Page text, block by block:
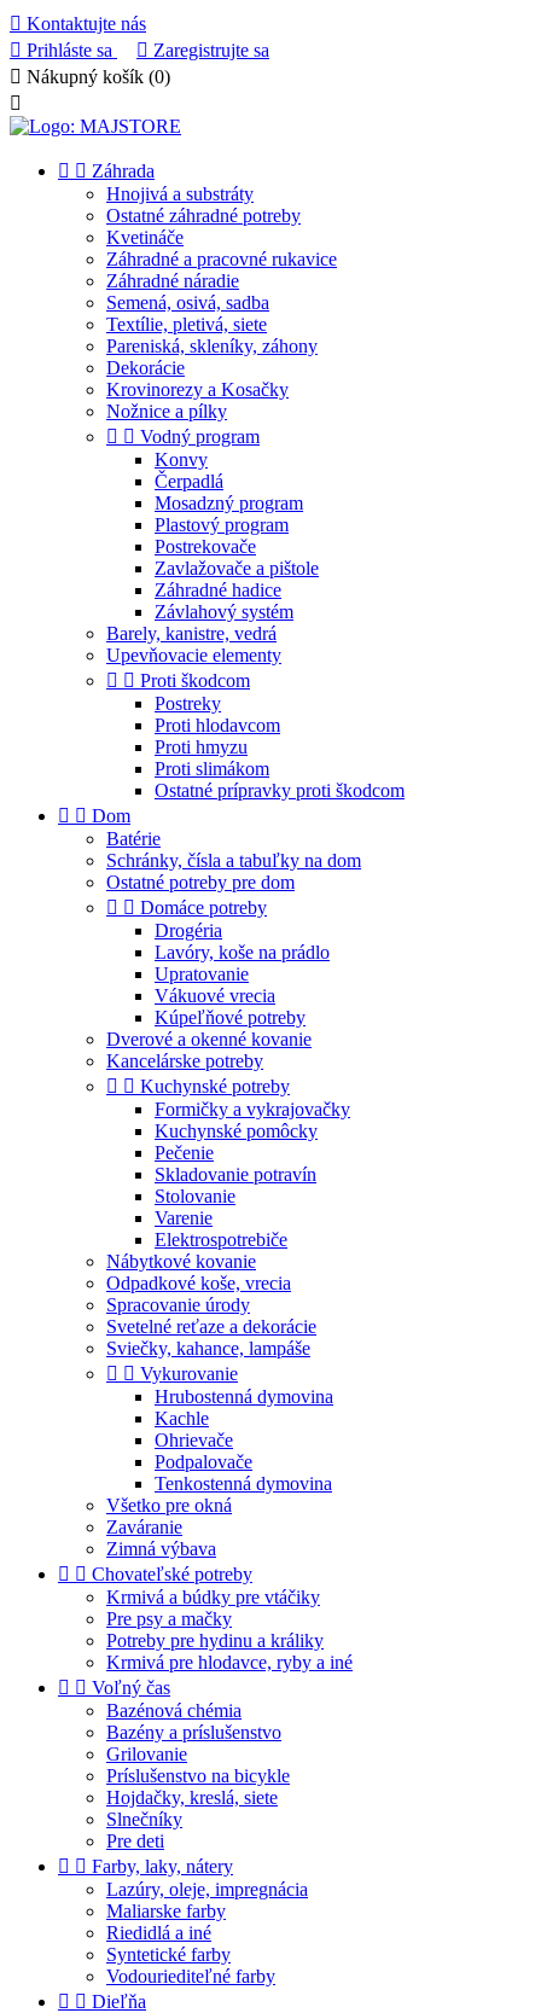
 Kontaktujte nás
 Prihláste sa  Zaregistrujte sa
 Nákupný košík (0)

  Záhrada
Hnojivá a substráty
Ostatné záhradné potreby
Kvetináče
Záhradné a pracovné rukavice
Záhradné náradie
Semená, osivá, sadba
Textílie, pletivá, siete
Pareniská, skleníky, záhony
Dekorácie
Krovinorezy a Kosačky
Nožnice a pílky
  Vodný program
Konvy
Čerpadlá
Mosadzný program
Plastový program
Postrekovače
Zavlažovače a pištole
Záhradné hadice
Závlahový systém
Barely, kanistre, vedrá
Upevňovacie elementy
  Proti škodcom
Postreky
Proti hlodavcom
Proti hmyzu
Proti slimákom
Ostatné prípravky proti škodcom
  Dom
Batérie
Schránky, čísla a tabuľky na dom
Ostatné potreby pre dom
  Domáce potreby
Drogéria
Lavóry, koše na prádlo
Upratovanie
Vákuové vrecia
Kúpeľňové potreby
Dverové a okenné kovanie
Kancelárske potreby
  Kuchynské potreby
Formičky a vykrajovačky
Kuchynské pomôcky
Pečenie
Skladovanie potravín
Stolovanie
Varenie
Elektrospotrebiče
Nábytkové kovanie
Odpadkové koše, vrecia
Spracovanie úrody
Svetelné reťaze a dekorácie
Sviečky, kahance, lampáše
  Vykurovanie
Hrubostenná dymovina
Kachle
Ohrievače
Podpalovače
Tenkostenná dymovina
Všetko pre okná
Zaváranie
Zimná výbava
  Chovateľské potreby
Krmivá a búdky pre vtáčiky
Pre psy a mačky
Potreby pre hydinu a králiky
Krmivá pre hlodavce, ryby a iné
  Voľný čas
Bazénová chémia
Bazény a príslušenstvo
Grilovanie
Príslušenstvo na bicykle
Hojdačky, kreslá, siete
Slnečníky
Pre deti
  Farby, laky, nátery
Lazúry, oleje, impregnácia
Maliarske farby
Riedidlá a iné
Syntetické farby
Vodouriediteľné farby
  Dieľňa